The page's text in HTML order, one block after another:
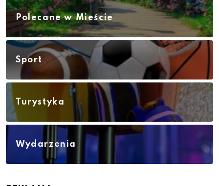
Polecane w Mieście
Sport
Turystyka
Wydarzenia